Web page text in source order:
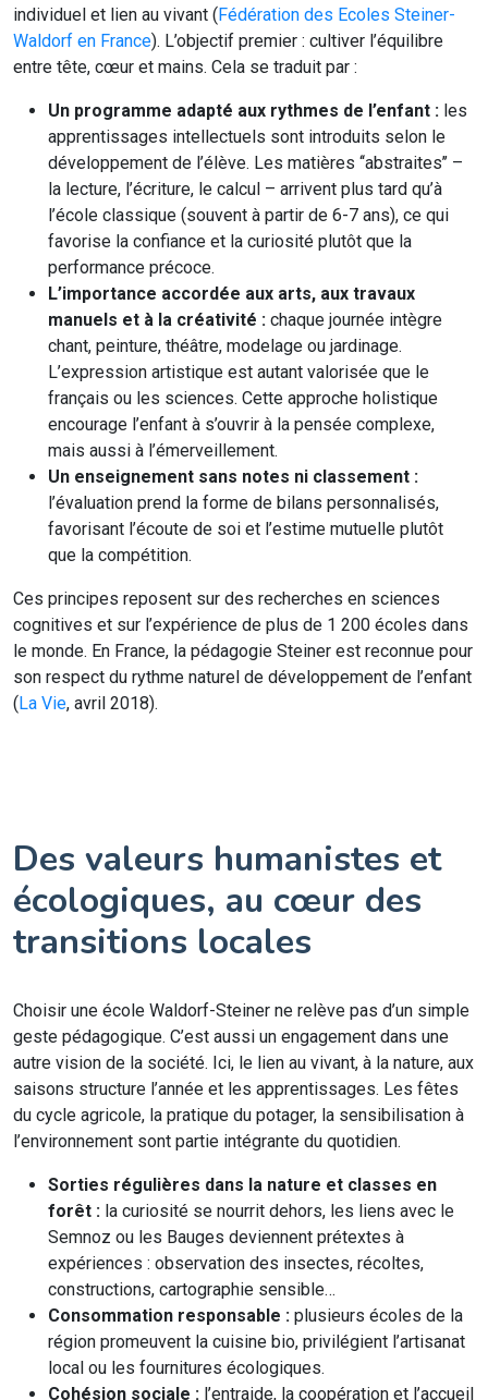
individuel et lien au vivant (Fédération des Ecoles Steiner-
Waldorf en France). L’objectif premier : cultiver l’équilibre
entre tête, cœur et mains. Cela se traduit par :
Un programme adapté aux rythmes de l’enfant : les
apprentissages intellectuels sont introduits selon le
développement de l’élève. Les matières ‘‘abstraites’’ –
la lecture, l’écriture, le calcul – arrivent plus tard qu’à
l’école classique (souvent à partir de 6-7 ans), ce qui
favorise la confiance et la curiosité plutôt que la
performance précoce.
L’importance accordée aux arts, aux travaux
manuels et à la créativité : chaque journée intègre
chant, peinture, théâtre, modelage ou jardinage.
L’expression artistique est autant valorisée que le
français ou les sciences. Cette approche holistique
encourage l’enfant à s’ouvrir à la pensée complexe,
mais aussi à l’émerveillement.
Un enseignement sans notes ni classement :
l’évaluation prend la forme de bilans personnalisés,
favorisant l’écoute de soi et l’estime mutuelle plutôt
que la compétition.
Ces principes reposent sur des recherches en sciences
cognitives et sur l’expérience de plus de 1 200 écoles dans
le monde. En France, la pédagogie Steiner est reconnue pour
son respect du rythme naturel de développement de l’enfant
(La Vie, avril 2018).
Des valeurs humanistes et
écologiques, au cœur des
transitions locales
Choisir une école Waldorf-Steiner ne relève pas d’un simple
geste pédagogique. C’est aussi un engagement dans une
autre vision de la société. Ici, le lien au vivant, à la nature, aux
saisons structure l’année et les apprentissages. Les fêtes
du cycle agricole, la pratique du potager, la sensibilisation à
l’environnement sont partie intégrante du quotidien.
Sorties régulières dans la nature et classes en
forêt : la curiosité se nourrit dehors, les liens avec le
Semnoz ou les Bauges deviennent prétextes à
expériences : observation des insectes, récoltes,
constructions, cartographie sensible…
Consommation responsable : plusieurs écoles de la
région promeuvent la cuisine bio, privilégient l’artisanat
local ou les fournitures écologiques.
Cohésion sociale : l’entraide, la coopération et l’accueil